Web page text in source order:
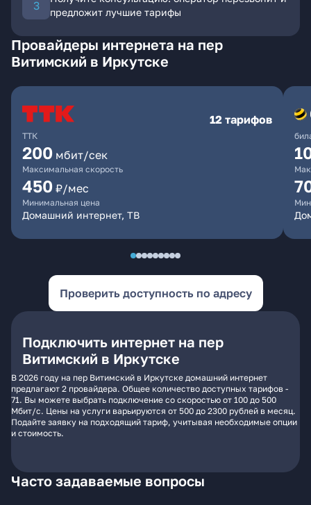
предложит лучшие тарифы
Провайдеры интернета на пер
Витимский в Иркутске
ТТК
12 тарифов
200 мбит/сек
Максимальная скорость
450 ₽/мес
Минимальная цена
Домашний интернет, ТВ
Проверить доступность по адресу
Подключить интернет на пер
Витимский в Иркутске
В 2026 году на пер Витимский в Иркутске домашний интернет
предлагают 2 провайдера. Общее количество доступных тарифов -
71. Вы можете выбрать подключение со скоростью от 100 до 500
Мбит/с. Цены на услуги варьируются от 500 до 2300 рублей в месяц.
Подайте заявку на подходящий тариф, учитывая необходимые опции
и стоимость.
Часто задаваемые вопросы